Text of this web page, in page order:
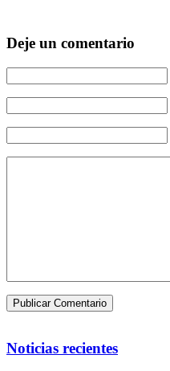
Deje un comentario
Noticias recientes